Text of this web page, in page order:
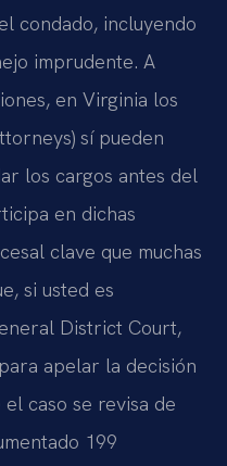
condado, incluyendo
imprudente. A
en Virginia los
sí pueden
los cargos antes del
en dichas
clave que muchas
si usted es
District Court,
apelar la decisión
caso se revisa de
199